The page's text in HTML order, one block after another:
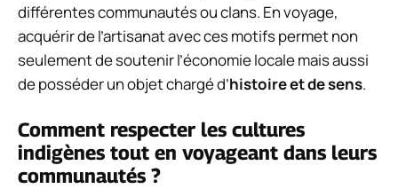
différentes communautés ou clans. En voyage,
acquérir de l’artisanat avec ces motifs permet non
seulement de soutenir l’économie locale mais aussi
de posséder un objet chargé d’histoire et de sens.
Comment respecter les cultures
indigènes tout en voyageant dans leurs
communautés ?